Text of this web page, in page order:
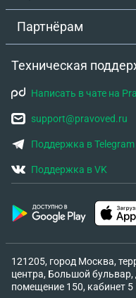
Партнёрам
Техническая
Написать в чате на
support@pravoved.ru
Поддержка в Telegram
Поддержка в VK
121205, город Москва,
центра, Большой бульвар,
помещение 150, кабинет 5